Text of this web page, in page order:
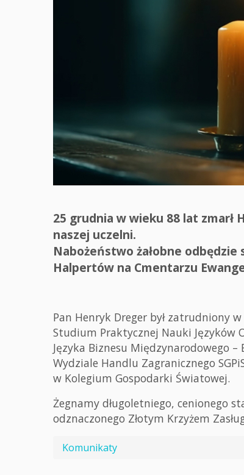
25 grudnia w wieku 88 lat
naszej uczelni.
Nabożeństwo żałobne odbędzie
Halpertów na Cmentarzu
Pan Henryk Dreger był zatrudniony
Studium Praktycznej Nauki Języków
Języka Biznesu Międzynarodowego
Wydziale Handlu Zagranicznego
w Kolegium Gospodarki Światowej.
Żegnamy długoletniego, cenionego
odznaczonego Złotym Krzyżem
Komunikaty